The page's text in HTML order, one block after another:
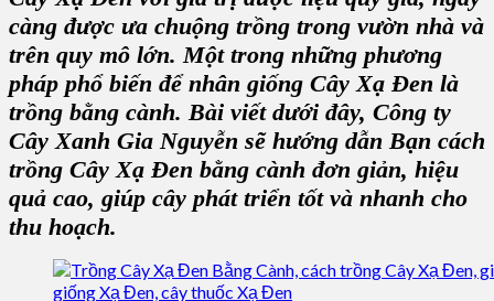
càng được ưa chuộng trồng trong vườn nhà và
trên quy mô lớn. Một trong những phương
pháp phổ biến để nhân giống Cây Xạ Đen là
trồng bằng cành. Bài viết dưới đây, Công ty
Cây Xanh Gia Nguyễn sẽ hướng dẫn Bạn cách
trồng Cây Xạ Đen bằng cành đơn giản, hiệu
quả cao, giúp cây phát triển tốt và nhanh cho
thu hoạch.